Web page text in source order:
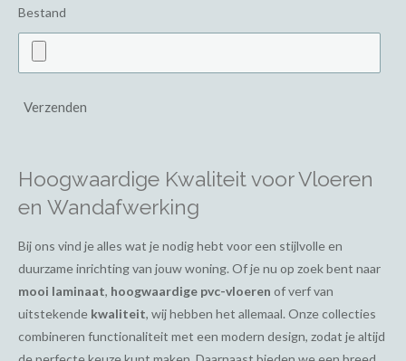
Bestand
Verzenden
Hoogwaardige Kwaliteit voor Vloeren
en Wandafwerking
Bij ons vind je alles wat je nodig hebt voor een stijlvolle en
duurzame inrichting van jouw woning. Of je nu op zoek bent naar
mooi laminaat, hoogwaardige pvc-vloeren of verf van
uitstekende kwaliteit, wij hebben het allemaal. Onze collecties
combineren functionaliteit met een modern design, zodat je altijd